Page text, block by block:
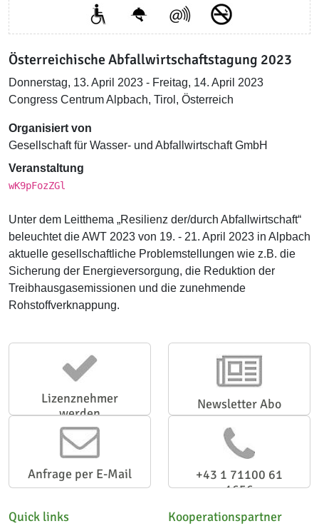
Österreichische Abfallwirtschaftstagung 2023
Donnerstag, 13. April 2023 - Freitag, 14. April 2023
Congress Centrum Alpbach, Tirol, Österreich
Organisiert von
Gesellschaft für Wasser- und Abfallwirtschaft GmbH
Veranstaltung
wK9pFozZGl
Unter dem Leitthema „Resilienz der/durch Abfallwirtschaft“
beleuchtet die AWT 2023 von 19. - 21. April 2023 in Alpbach
aktuelle gesellschaftliche Problemstellungen wie z.B. die
Sicherung der Energieversorgung, die Reduktion der
Treibhausgasemissionen und die zunehmende
Rohstoffverknappung.
Lizenznehmer
werden
Newsletter Abo
Anfrage per E-Mail
+43 1 71100 61
1656
Quick links
Kooperationspartner